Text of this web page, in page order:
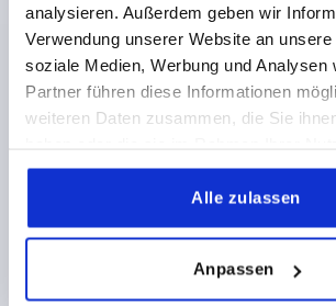
analysieren. Außerdem geben wir
Verwendung unserer Website an
soziale Medien, Werbung und Analysen
Partner führen diese Informationen
weiteren Daten zusammen, die Sie
gesammelt haben.
Alle zulassen
Anpassen
KLEMMHEBEL GR.9 M04X20,
RAL7021, KOMP:STAHL BLAU-